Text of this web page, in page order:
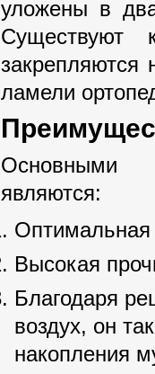
уложены в
Существуют
закрепляются
ламели
Основными
являются:
Оптимальная
Высокая
Благодаря
воздух, он
накопления